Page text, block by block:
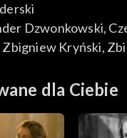
sobie współczesne,
zatargu
przywary,
(Czesław
bliska tekstowi
Dzwonkowski,
Zbigniew Kryński,
dla Ciebie